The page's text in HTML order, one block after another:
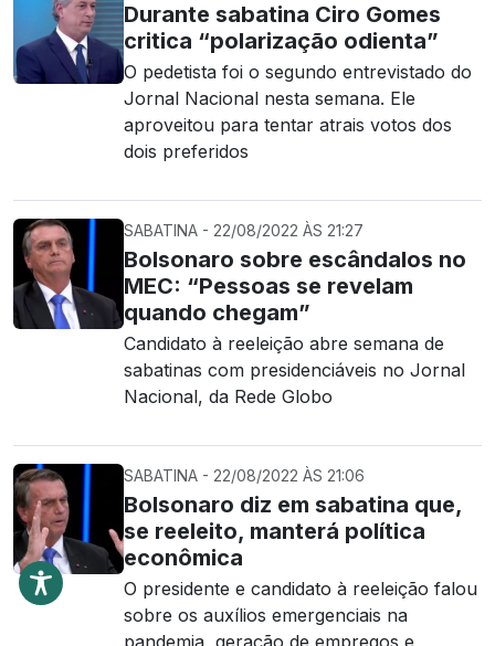
Durante sabatina Ciro Gomes
critica “polarização odienta”
O pedetista foi o segundo entrevistado do
Jornal Nacional nesta semana. Ele
aproveitou para tentar atrais votos dos
dois preferidos
SABATINA - 22/08/2022 ÀS 21:27
Bolsonaro sobre escândalos no
MEC: “Pessoas se revelam
quando chegam”
Candidato à reeleição abre semana de
sabatinas com presidenciáveis no Jornal
Nacional, da Rede Globo
SABATINA - 22/08/2022 ÀS 21:06
Bolsonaro diz em sabatina que,
se reeleito, manterá política
econômica
O presidente e candidato à reeleição falou
sobre os auxílios emergenciais na
pandemia, geração de empregos e